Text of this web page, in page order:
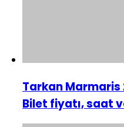
Tarkan Marmaris
Bilet fiyatı, saat